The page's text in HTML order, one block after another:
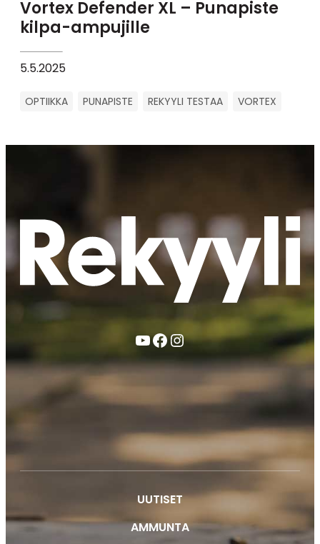
Vortex Defender XL – Punapiste
kilpa-ampujille
5.5.2025
OPTIIKKA PUNAPISTE REKYYLI TESTAA VORTEX
YouTube
Facebook
Instagram
UUTISET
AMMUNTA